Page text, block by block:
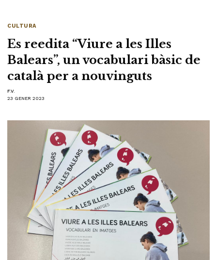
CULTURA
Es reedita “Viure a les Illes
Balears”, un vocabulari bàsic de
català per a nouvinguts
F.V.
23 GENER 2023